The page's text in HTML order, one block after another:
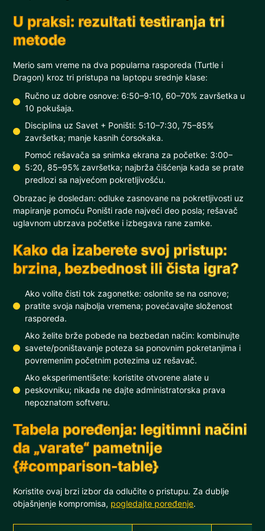
U praksi: rezultati testiranja tri
metode
Merio sam vreme na dva popularna rasporeda (Turtle i
Dragon) kroz tri pristupa na laptopu srednje klase:
Ručno uz dobre osnove: 6:50–9:10, 60–70% završetka u
10 pokušaja.
Disciplina uz Savet + Poništi: 5:10–7:30, 75–85%
završetka; manje kasnih ćorsokaka.
Pomoć rešavača sa snimka ekrana za početke: 3:00–
5:20, 85–95% završetka; najbrža čišćenja kada se prate
predlozi sa najvećom pokretljivošću.
Obrazac je dosledan: odluke zasnovane na pokretljivosti uz
mapiranje pomoću Poništi rade najveći deo posla; rešavač
uglavnom ubrzava početke i izbegava rane zamke.
Kako da izaberete svoj pristup:
brzina, bezbednost ili čista igra?
Ako volite čisti tok zagonetke: oslonite se na osnove;
pratite svoja najbolja vremena; povećavajte složenost
rasporeda.
Ako želite brže pobede na bezbedan način: kombinujte
savete/poništavanje poteza sa ponovnim pokretanjima i
povremenim početnim potezima uz rešavač.
Ako eksperimentišete: koristite otvorene alate u
peskovniku; nikada ne dajte administratorska prava
nepoznatom softveru.
Tabela poređenja: legitimni načini
da „varate“ pametnije
{#comparison-table}
Koristite ovaj brzi izbor da odlučite o pristupu. Za dublje
objašnjenje kompromisa, pogledajte poređenje.